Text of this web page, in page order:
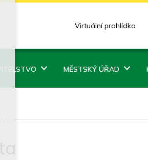
Virtuální prohlídka
MĚSTSKÝ ÚŘAD